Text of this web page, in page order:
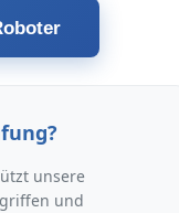
unsere
und